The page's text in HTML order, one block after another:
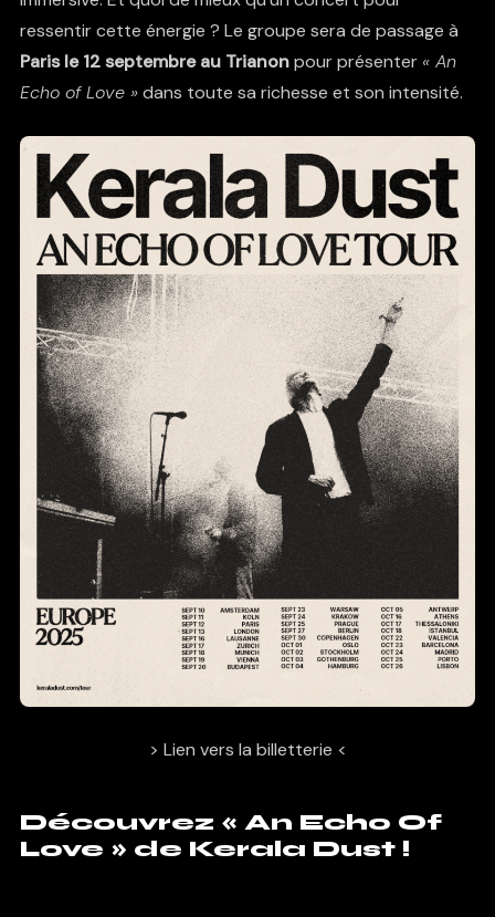
ressentir cette énergie ? Le groupe sera de passage à
Paris le 12 septembre au Trianonpour présenter « An
Echo of Love »dans toute sa richesse et son intensité.
> Lien vers la billetterie <
Découvrez « An Echo Of
Love » de Kerala Dust !